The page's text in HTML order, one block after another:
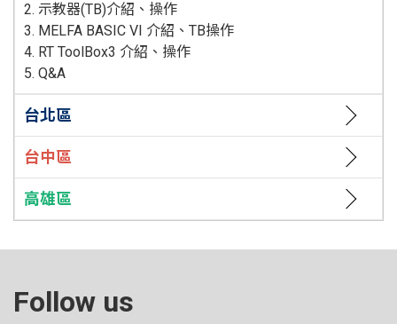
2. 示教器(TB)介紹、操作
3. MELFA BASIC VI 介紹、TB操作
4. RT ToolBox3 介紹、操作
5. Q&A
台北區
台中區
高雄區
Follow us